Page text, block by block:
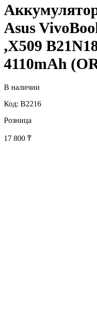
Asus
,X509
4110mAh
В наличии
Код: B2216
Розница
17 800 ₸